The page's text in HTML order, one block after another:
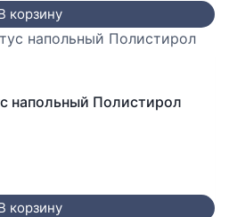
корзину
напольный Полистирол
корзину